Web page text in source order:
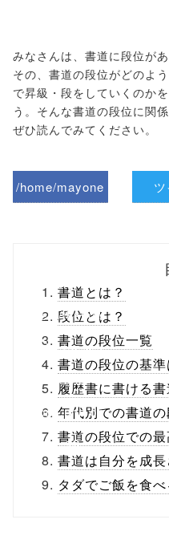
みなさんは、書道に段位が
その、書道の段位がどのよ
で昇級・段をしていくのか
う。そんな書道の段位に関
ぜひ読んでみてください。
/home/mayone
ml/wp-
content/themes
/tapbiz_theme/
parts/sns-
buttons.php on
line10
/1037584"
書道とは？
段位とは？
書道の段位一覧
書道の段位の基準
履歴書に書ける
年代別での書道の
書道の段位での最
書道は自分を成長
タダでご飯を食